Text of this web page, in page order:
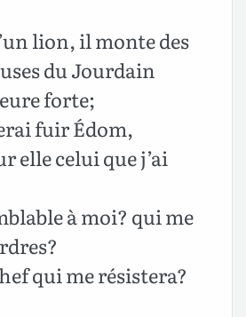
lion, il monte des
du Jourdain
forte;
fuir Édom,
elle celui que j’ai
à moi? qui me
qui me résistera?